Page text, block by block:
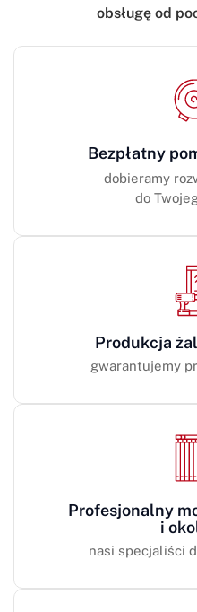
obsługę od
Bezpłatny
dobieramy
do
Produkcja
gwarantujemy
Profesjonalny
i
nasi specjaliści